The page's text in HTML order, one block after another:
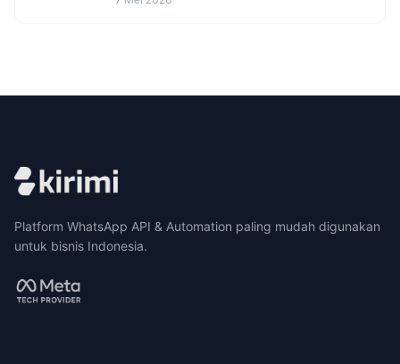
Platform WhatsApp API & Automation paling mudah digunakan
untuk bisnis Indonesia.